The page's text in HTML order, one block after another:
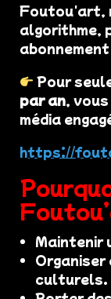
Foutou'art,
algorithme,
Pour
par an,
média
https://
Maintenir
culturels.